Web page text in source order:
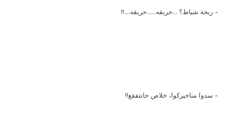
- ريحة شياط؟ ...حريقه......حريقه....!!
- سدوا مناخيركوا، خلاص حاتتفقع!!